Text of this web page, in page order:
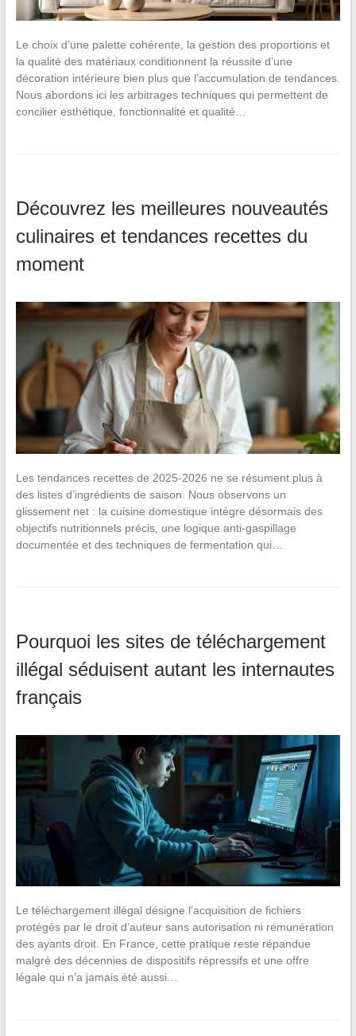
Le choix d’une palette cohérente, la gestion des proportions et
la qualité des matériaux conditionnent la réussite d’une
décoration intérieure bien plus que l’accumulation de tendances.
Nous abordons ici les arbitrages techniques qui permettent de
concilier esthétique, fonctionnalité et qualité…
Découvrez les meilleures nouveautés
culinaires et tendances recettes du
moment
Les tendances recettes de 2025-2026 ne se résument plus à
des listes d’ingrédients de saison. Nous observons un
glissement net : la cuisine domestique intègre désormais des
objectifs nutritionnels précis, une logique anti-gaspillage
documentée et des techniques de fermentation qui…
Pourquoi les sites de téléchargement
illégal séduisent autant les internautes
français
Le téléchargement illégal désigne l’acquisition de fichiers
protégés par le droit d’auteur sans autorisation ni rémunération
des ayants droit. En France, cette pratique reste répandue
malgré des décennies de dispositifs répressifs et une offre
légale qui n’a jamais été aussi…